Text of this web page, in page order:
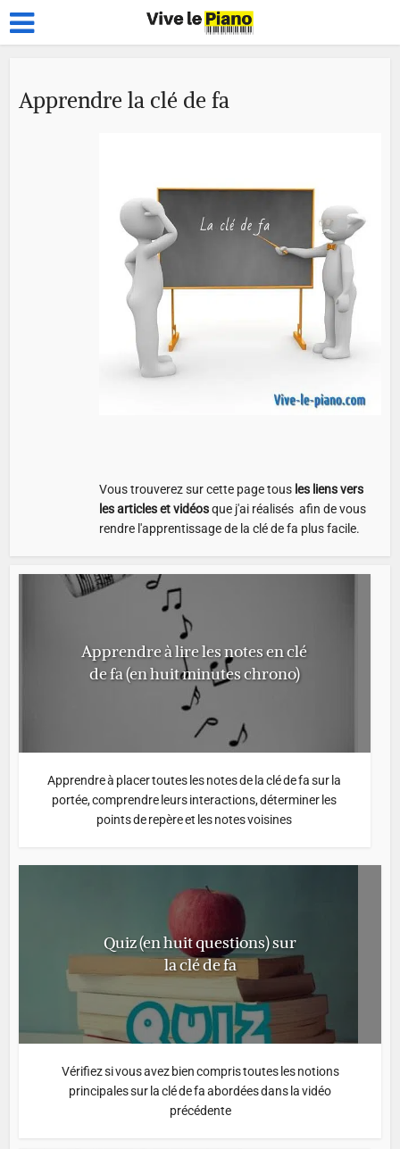
Apprendre la clé de fa
Vous trouverez sur cette page tous les liens vers
les articles et vidéosque j'ai réalisés afin de vous
rendre l'apprentissage de la clé de fa plus facile.
Apprendre à lire les notes en clé
de fa (en huit minutes chrono)
Apprendre à placer toutes les notes de la clé de fa sur la
portée, comprendre leurs interactions, déterminer les
points de repère et les notes voisines
Quiz (en huit questions) sur
la clé de fa
Vérifiez si vous avez bien compris toutes les notions
principales sur la clé de fa abordées dans la vidéo
précédente